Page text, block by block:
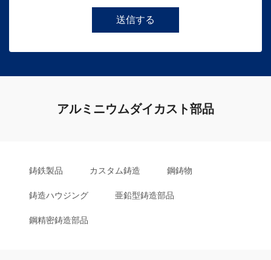
送信する
アルミニウムダイカスト部品
鋳鉄製品 カスタム鋳造 鋼鋳物
鋳造ハウジング 亜鉛型鋳造部品
鋼精密鋳造部品